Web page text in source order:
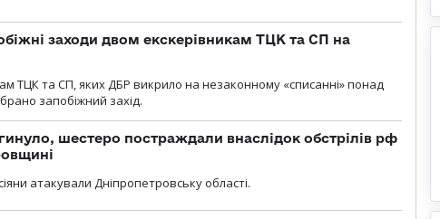
заходи двом екскерівникам ТЦК та СП на
ТЦК та СП, яких ДБР викрило на незаконному «списанні» понад
запобіжний захід.
шестеро постраждали внаслідок обстрілів рф
атакували Дніпропетровську області.